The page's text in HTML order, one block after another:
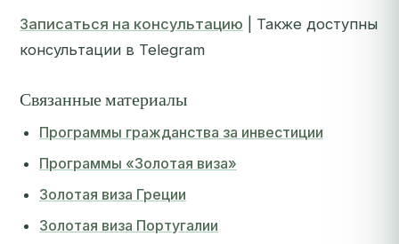
Записаться на консультацию | Также доступны
консультации в Telegram
Связанные материалы
Программы гражданства за инвестиции
Программы «Золотая виза»
Золотая виза Греции
Золотая виза Португалии